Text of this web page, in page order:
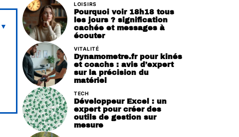
LOISIRS
Pourquoi voir 18h18 tous
les jours ? signification
cachée et messages à
écouter
VITALITÉ
Dynamometre.fr pour kinés
et coachs : avis d’expert
sur la précision du
matériel
TECH
Développeur Excel : un
expert pour créer des
outils de gestion sur
mesure